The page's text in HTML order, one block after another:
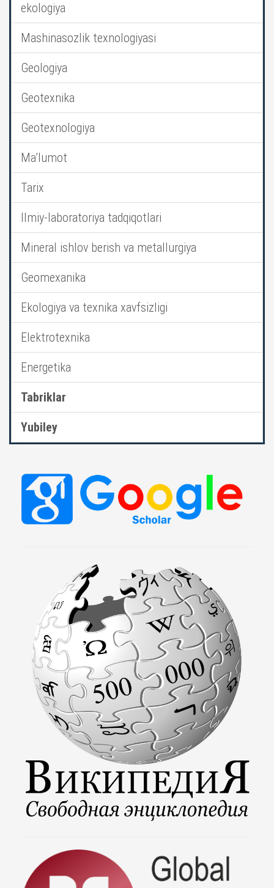
ekologiya
Mashinasozlik texnologiyasi
Geologiya
Geotexnika
Geotexnologiya
Ma’lumot
Tarix
Ilmiy-laboratoriya tadqiqotlari
Mineral ishlov berish va metallurgiya
Geomexanika
Ekologiya va texnika xavfsizligi
Elektrotexnika
Energetika
Tabriklar
Yubiley